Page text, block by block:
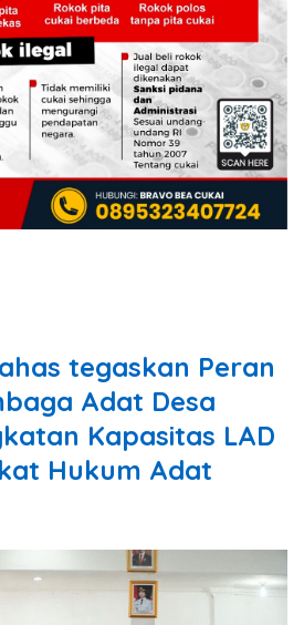
tegaskan Peran
Adat Desa
Kapasitas LAD
Hukum Adat